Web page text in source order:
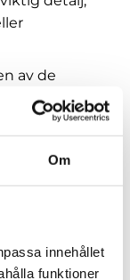
Om
innehållet
funktioner
av de
som 40–
bra för
längre
fritt över
omkring 1,45